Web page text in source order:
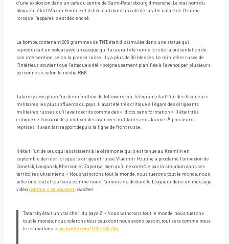
d’une explosion dans un café du centre de Saint-Pétersbourg dimanche. Le vrai nom du
blogueur était Maxim Fomine et il discutait dans un café de la ville natale de Poutine
lorsque l’appareil s’est déclenché.
La bombe, contenant 200 grammes de TNT, était dissimulée dans une statue qui
reproduisait un soldat avec un casque qui lui aurait été remis lors de la présentation de
son intervention, selon la presse russe. Il y a plus de 30 blessés. Le ministère russe de
l’Intérieur soutient que l’attaque a été « soigneusement planifiée à l’avance par plusieurs
personnes », selon le média RBK.
Tatarsky, avec plus d’un demi-million de followers sur Telegram, était l’un des blogueurs
militaires les plus influents du pays. Il avait été très critique à l’égard des dirigeants
militaires russes, qu’il avait décrits comme des « idiots sans formation ». Il était très
critique de l’incapacité à réaliser des avancées militaires en Ukraine. À plusieurs
reprises, il avait fait rapport depuis la ligne de front russe.
Il était l’un de ceux qui assistaient à la cérémonie qui s’est tenue au Kremlin en
septembre dernier lorsque le dirigeant russe Vladimir Poutine a proclamé l’annexion de
Donetsk, Lougansk, Kherson et Zaporiya, bien qu’il ne contrôle pas la situation dans ces
territoires ukrainiens. « Nous vaincrons tout le monde, nous tuerons tout le monde, nous
pillerons tout et tout sera comme nous l’aimons », a déclaré le blogueur dans un message
vidéo, comme il se souvient Gardien.
Tatarsky était un vrai chéri du pays Z: « Nous vaincrons tout le monde, nous tuerons
tout le monde, nous volerons tous ceux dont nous avons besoin, tout sera comme nous
le souhaitons. » pic.twitter.com/1CLHOx0zVq